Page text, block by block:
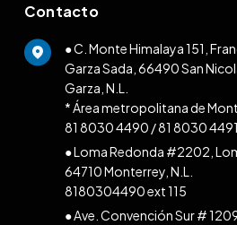
Contacto
● C. Monte Himalaya 151,
Garza Sada, 66490 San
Garza, N.L.
* Área metropolitana de
81 8030 4490 /81 8030 4491
● Loma Redonda #2202,
64710 Monterrey, N.L.
8180304490 ext 115
● Ave. Convención Sur #